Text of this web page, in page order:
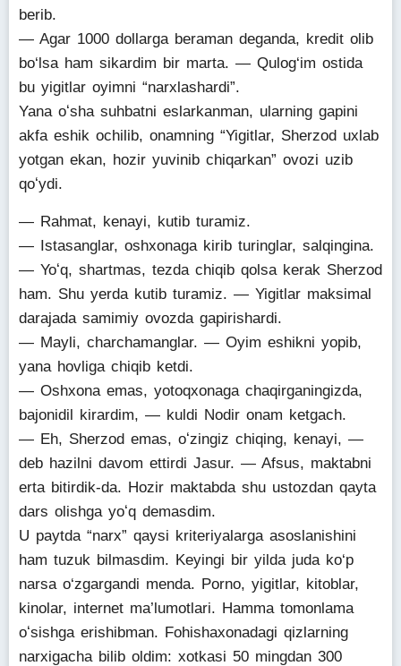
berib.
— Agar 1000 dollarga beraman deganda, kredit olib
bo‘lsa ham sikardim bir marta. — Qulog‘im ostida
bu yigitlar oyimni “narxlashardi”.
Yana oʻsha suhbatni eslarkanman, ularning gapini
akfa eshik ochilib, onamning “Yigitlar, Sherzod uxlab
yotgan ekan, hozir yuvinib chiqarkan” ovozi uzib
qoʻydi.
— Rahmat, kenayi, kutib turamiz.
— Istasanglar, oshxonaga kirib turinglar, salqingina.
— Yoʻq, shartmas, tezda chiqib qolsa kerak Sherzod
ham. Shu yerda kutib turamiz. — Yigitlar maksimal
darajada samimiy ovozda gapirishardi.
— Mayli, charchamanglar. — Oyim eshikni yopib,
yana hovliga chiqib ketdi.
— Oshxona emas, yotoqxonaga chaqirganingizda,
bajonidil kirardim, — kuldi Nodir onam ketgach.
— Eh, Sherzod emas, oʻzingiz chiqing, kenayi, —
deb hazilni davom ettirdi Jasur. — Afsus, maktabni
erta bitirdik-da. Hozir maktabda shu ustozdan qayta
dars olishga yoʻq demasdim.
U paytda “narx” qaysi kriteriyalarga asoslanishini
ham tuzuk bilmasdim. Keyingi bir yilda juda ko‘p
narsa o‘zgargandi menda. Porno, yigitlar, kitoblar,
kinolar, internet ma’lumotlari. Hamma tomonlama
oʻsishga erishibman. Fohishaxonadagi qizlarning
narxigacha bilib oldim: xotkasi 50 mingdan 300